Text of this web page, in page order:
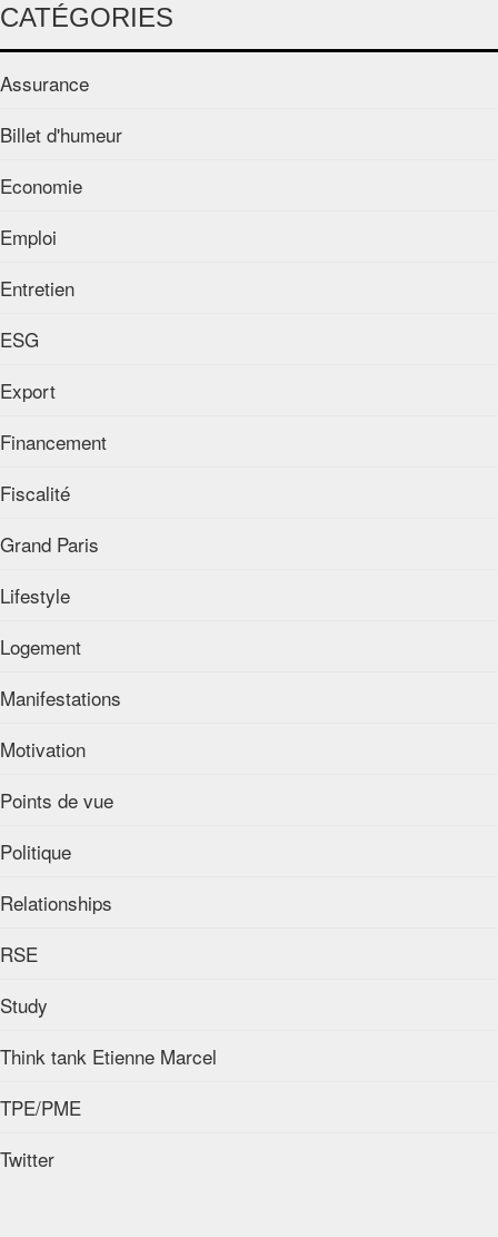
CATÉGORIES
Assurance
Billet d'humeur
Economie
Emploi
Entretien
ESG
Export
Financement
Fiscalité
Grand Paris
Lifestyle
Logement
Manifestations
Motivation
Points de vue
Politique
Relationships
RSE
Study
Think tank Etienne Marcel
TPE/PME
Twitter